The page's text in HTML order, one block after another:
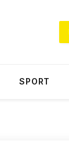
SPORT